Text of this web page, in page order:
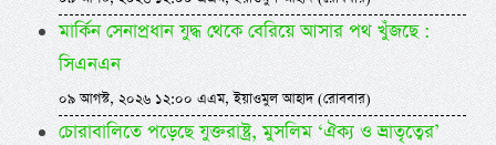
মার্কিন সেনাপ্রধান যুদ্ধ থেকে বেরিয়ে আসার পথ খুঁজছে :
সিএনএন
০৯ আগস্ট, ২০২৬ ১২:০০ এএম, ইয়াওমুল আহাদ (রোববার)
চোরাবালিতে পড়েছে যুক্তরাষ্ট্র, মুসলিম ‘ঐক্য ও ভ্রাতৃত্বের’